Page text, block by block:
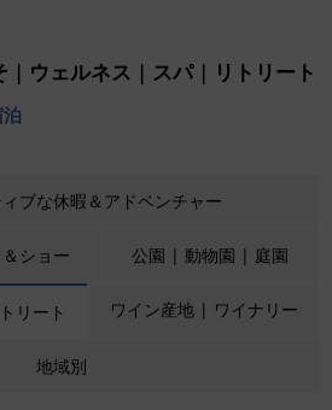
| ウェルネス | スパ | リトリート
ブな休暇＆アドベンチャー
ショー 公園 | 動物園 | 庭園
リート ワイン産地 | ワイナリー
地域別